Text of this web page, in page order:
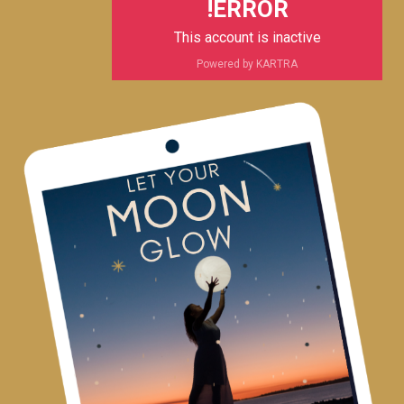
ERROR!
This account is inactive
Powered by KARTRA